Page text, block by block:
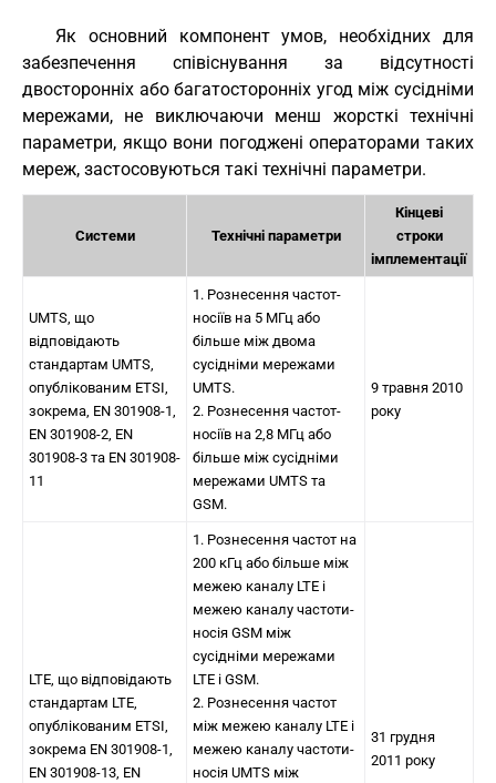
Як основний компонент умов, необхідних для
забезпечення співіснування за відсутності
двосторонніх або багатосторонніх угод між сусідніми
мережами, не виключаючи менш жорсткі технічні
параметри, якщо вони погоджені операторами таких
мереж, застосовуються такі технічні параметри.
Системи Технічні параметри
Кінцеві
строки
імплементації
UMTS, що
відповідають
стандартам UMTS,
опублікованим ETSI,
зокрема, EN 301908-1,
EN 301908-2, EN
301908-3 та EN 301908-
11
1. Рознесення частот-
носіїв на 5 МГц або
більше між двома
сусідніми мережами
UMTS.
2. Рознесення частот-
носіїв на 2,8 МГц або
більше між сусідніми
мережами UMTS та
GSM.
9 травня 2010
року
LTE, що відповідають
стандартам LTE,
опублікованим ETSI,
зокрема EN 301908-1,
EN 301908-13, EN
1. Рознесення частот на
200 кГц або більше між
межею каналу LTE і
межею каналу частоти-
носія GSM між
сусідніми мережами
LTE і GSM.
2. Рознесення частот
між межею каналу LTE і
межею каналу частоти-
носія UMTS між
31 грудня
2011 року